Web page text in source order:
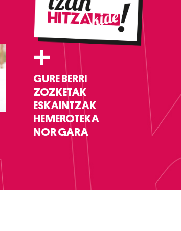
+
GURE BERRI
ZOZKETAK
ESKAINTZAK
HEMEROTEKA
NOR GARA